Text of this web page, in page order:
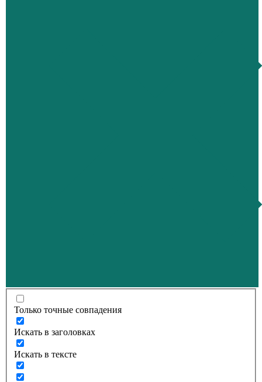
Только точные совпадения
Искать в заголовках
Искать в тексте